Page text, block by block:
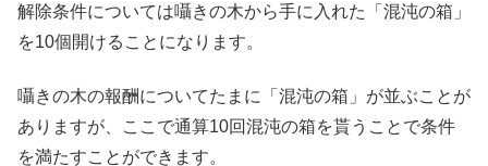
解除条件については囁きの木から手に入れた「混沌の箱」
を10個開けることになります。
囁きの木の報酬についてたまに「混沌の箱」が並ぶことが
ありますが、ここで通算10回混沌の箱を貰うことで条件
を満たすことができます。